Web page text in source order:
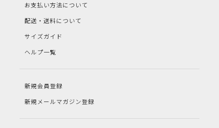
お支払い方法について
配送・送料について
サイズガイド
ヘルプ一覧
新規会員登録
新規メールマガジン登録